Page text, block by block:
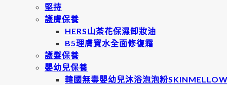
堅持
護膚保養
HERS山茶花保濕卸妝油
B5理膚寶水全面修復霜
護髮保養
嬰幼兒保養
韓國無毒嬰幼兒沐浴泡泡粉